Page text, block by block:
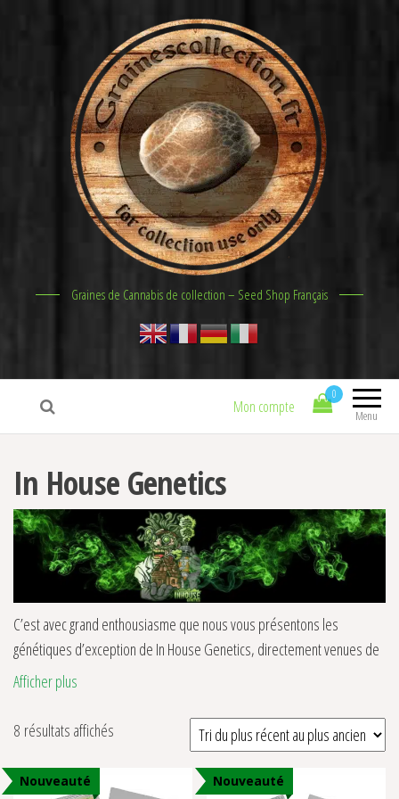
Graines de Cannabis de collection – Seed Shop Français
Menu
0
Mon compte
In House Genetics
C’est avec grand enthousiasme que nous vous présentons les
génétiques d’exception de In House Genetics, directement venues de
Snohomish, Washington, aux États-Unis. Reconnue comme une figure
seulement redéfini les standards de qualité, mais s’est également
positionnée comme une référence en matière d’innovation génétique.
Afficher plus
8 résultats affichés Trié du plus récent au plus ancien
Nouveauté Nouveauté